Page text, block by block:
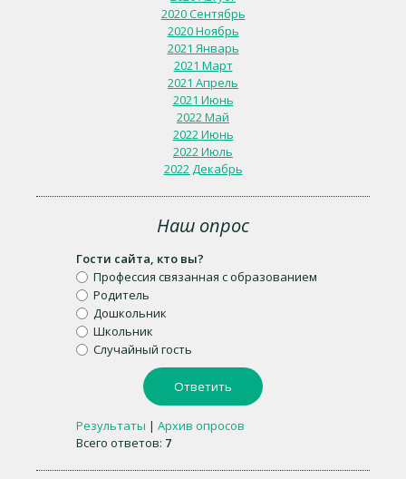
2020 Сентябрь
2020 Ноябрь
2021 Январь
2021 Март
2021 Апрель
2021 Июнь
2022 Май
2022 Июнь
2022 Июль
2022 Декабрь
Наш опрос
Гости сайта, кто вы?
Профессия связанная с образованием
Родитель
Дошкольник
Школьник
Случайный гость
Результаты | Архив опросов
Всего ответов: 7